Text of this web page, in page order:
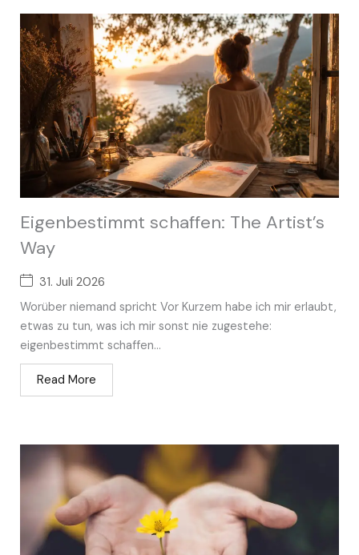
Eigenbestimmt schaffen: The Artist’s
Way
31. Juli 2026
Worüber niemand spricht Vor Kurzem habe ich mir erlaubt,
etwas zu tun, was ich mir sonst nie zugestehe:
eigenbestimmt schaffen...
Read More